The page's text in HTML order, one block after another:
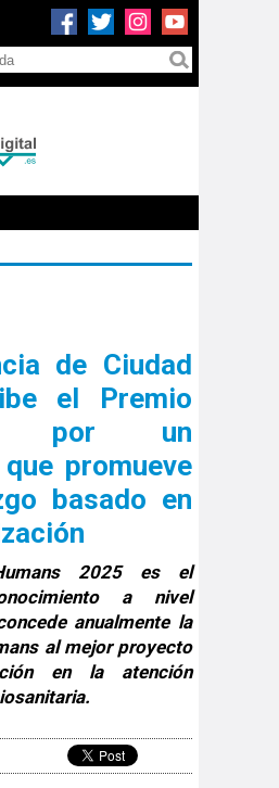
de Ciudad
el Premio
por un
promueve
basado en
2025 es el
a nivel
anualmente la
al mejor proyecto
en la atención